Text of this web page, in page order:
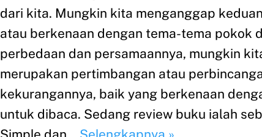
dari kita. Mungkin kita menganggap
atau berkenaan dengan tema-tema pokok
perbedaan dan persamaannya, mungkin
merupakan pertimbangan atau
kekurangannya, baik yang berkenaan
untuk dibaca. Sedang review buku ialah